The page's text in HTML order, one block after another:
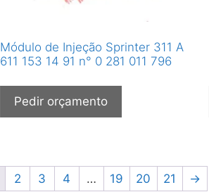
Módulo de Injeção Sprinter 311 A
611 153 14 91 n° 0 281 011 796
Pedir orçamento
2 3 4 … 19 20 21 →